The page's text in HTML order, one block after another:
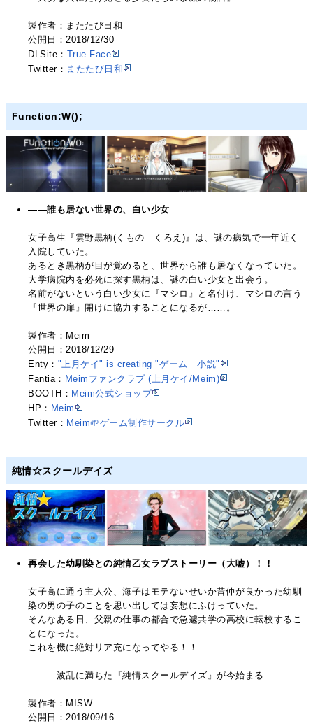
製作者：またたび日和
公開日：2018/12/30
DLSite： True Face
Twitter： またたび日和
Function:W();
――誰も居ない世界の、白い少女
女子高生『雲野黒柄(くもの くろえ)』は、謎の病気で一年近く
入院していた。
あるとき黒柄が目が覚めると、世界から誰も居なくなっていた。
大学病院内を必死に探す黒柄は、謎の白い少女と出会う。
名前がないという白い少女に『マシロ』と名付け、マシロの言う
『世界の扉』開けに協力することになるが……。
製作者：Meim
公開日：2018/12/29
Enty： "上月ケイ" is creating "ゲーム 小説"
Fantia： Meimファンクラブ (上月ケイ/Meim)
BOOTH： Meim公式ショップ
HP： Meim
Twitter： Meim🌱ゲーム制作サークル
純情☆スクールデイズ
再会した幼馴染との純情乙女ラブストーリー（大嘘）！！
女子高に通う主人公、海子はモテないせいか昔仲が良かった幼馴
染の男の子のことを思い出しては妄想にふけっていた。
そんなある日、父親の仕事の都合で急遽共学の高校に転校するこ
とになった。
これを機に絶対リア充になってやる！！
―――波乱に満ちた『純情スクールデイズ』が今始まる―――
製作者：MISW
公開日：2018/09/16